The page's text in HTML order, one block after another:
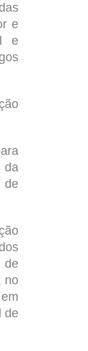
e
e
da
de
de
no
de